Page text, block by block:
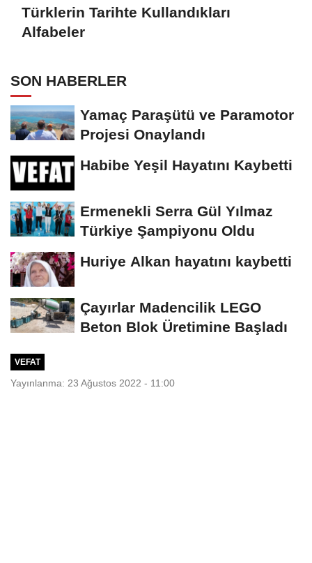
Türklerin Tarihte Kullandıkları
Alfabeler
SON HABERLER
Yamaç Paraşütü ve Paramotor
Projesi Onaylandı
Habibe Yeşil Hayatını Kaybetti
Ermenekli Serra Gül Yılmaz
Türkiye Şampiyonu Oldu
Huriye Alkan hayatını kaybetti
Çayırlar Madencilik LEGO
Beton Blok Üretimine Başladı
VEFAT
Yayınlanma: 23 Ağustos 2022 - 11:00